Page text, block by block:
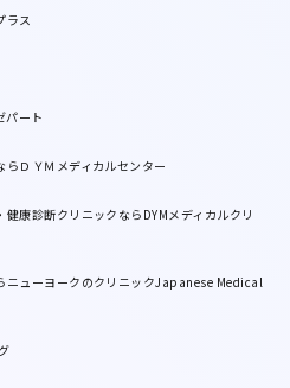
ラス
パート
ＤＹＭメディカルセンター
康診断クリニックならDYMメディカルクリ
ニューヨークのクリニックJapanese Medical